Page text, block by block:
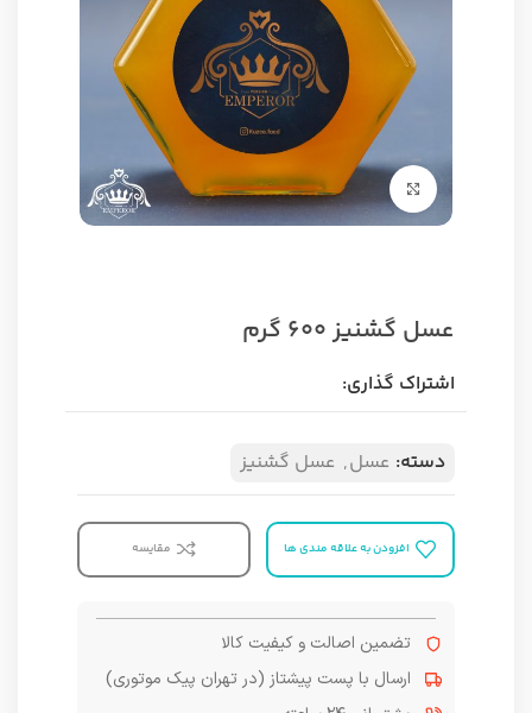
برای بزرگنمایی کلیک کنید
عسل گشنیز 600 گرم
اشتراک گذاری:
دسته: عسل, عسل گشنیز
افزودن به علاقه مندی ها مقایسه
تضمین اصالت و کیفیت کالا
ارسال با پست پیشتاز (در تهران پیک موتوری)